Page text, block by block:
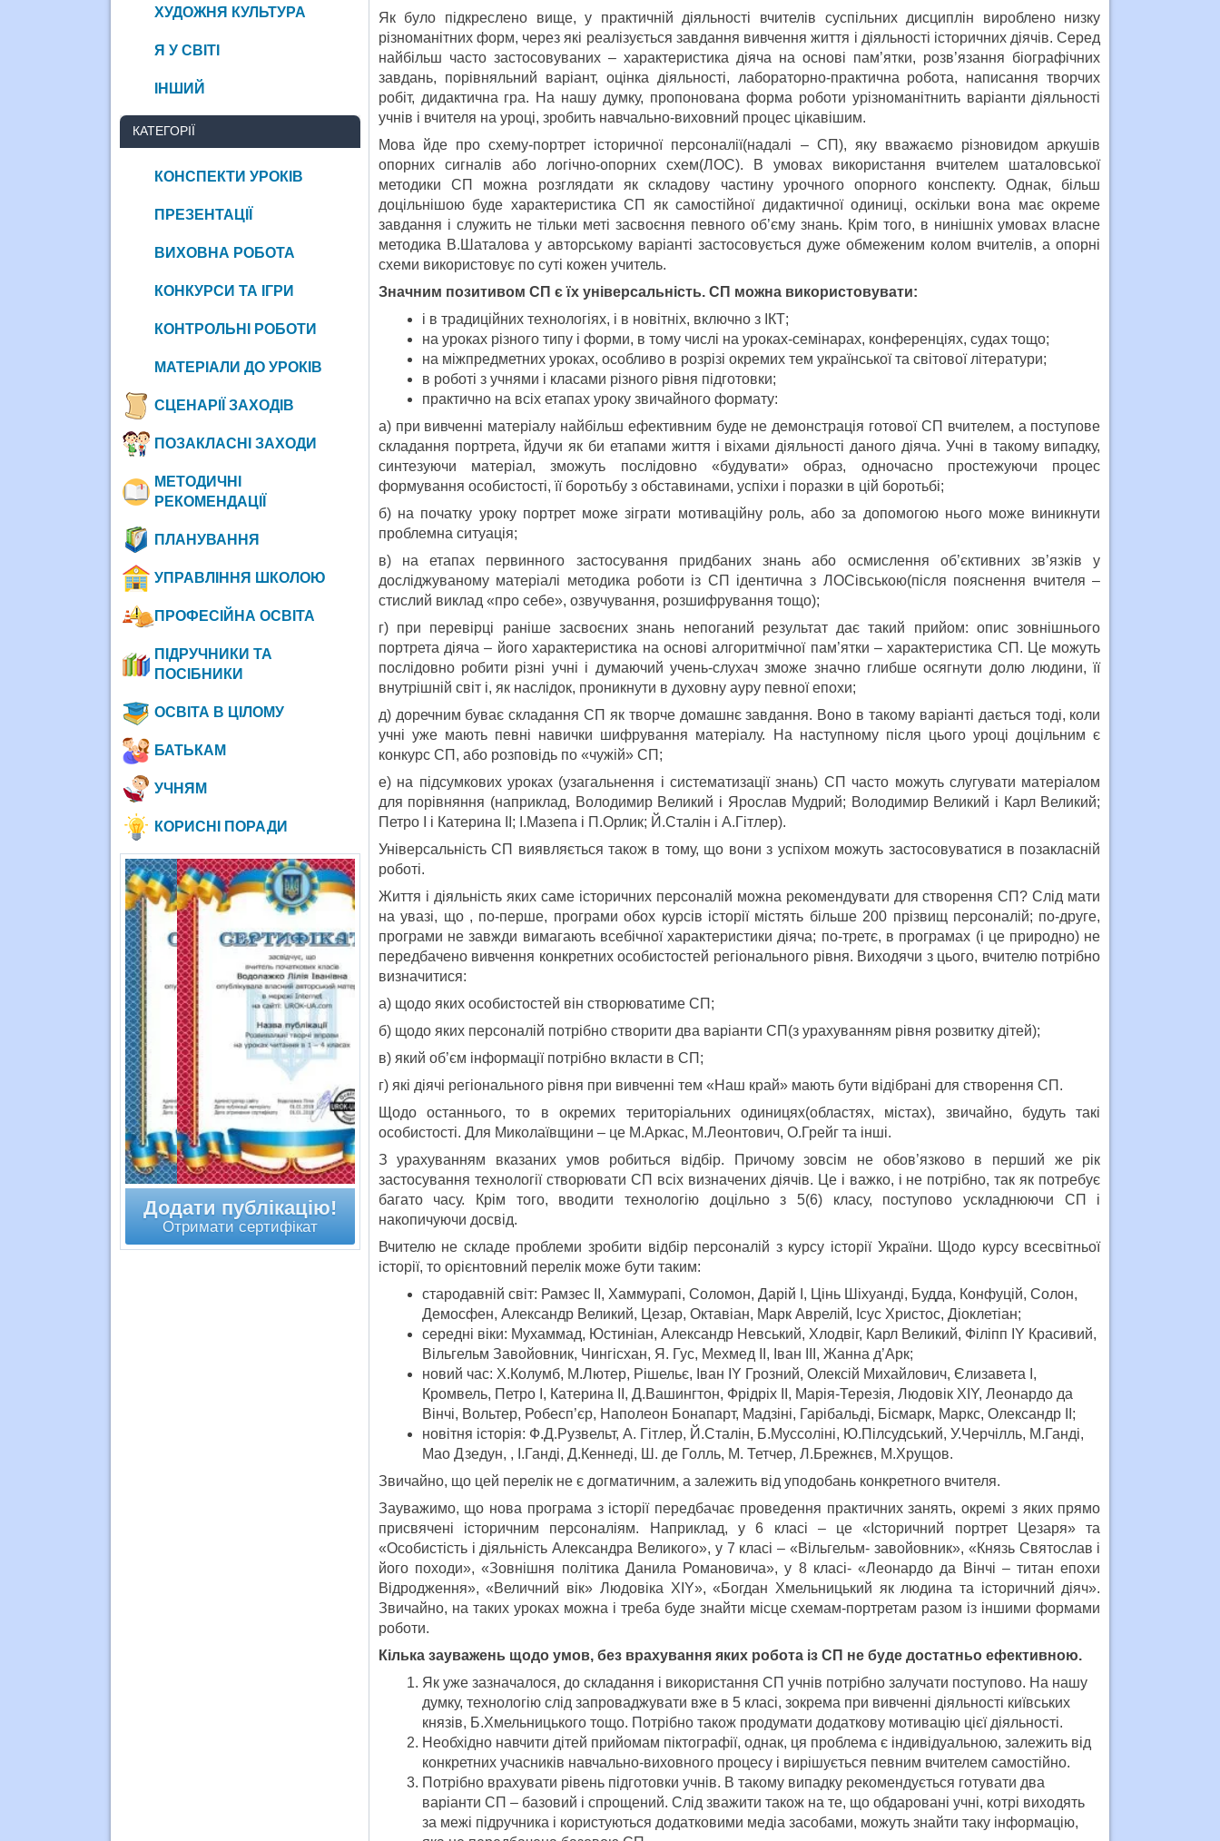
Як було підкреслено вище, у практичній діяльності вчителів суспільних дисциплін вироблено низку
різноманітних форм, через які реалізується завдання вивчення життя і діяльності історичних діячів. Серед
найбільш часто застосовуваних – характеристика діяча на основі пам’ятки, розв’язання біографічних
завдань, порівняльний варіант, оцінка діяльності, лабораторно-практична робота, написання творчих
робіт, дидактична гра. На нашу думку, пропонована форма роботи урізноманітнить варіанти діяльності
учнів і вчителя на уроці, зробить навчально-виховний процес цікавішим.
Мова йде про схему-портрет історичної персоналії(надалі – СП), яку вважаємо різновидом аркушів
опорних сигналів або логічно-опорних схем(ЛОС). В умовах використання вчителем шаталовської
методики СП можна розглядати як складову частину урочного опорного конспекту. Однак, більш
доцільнішою буде характеристика СП як самостійної дидактичної одиниці, оскільки вона має окреме
завдання і служить не тільки меті засвоєння певного об’єму знань. Крім того, в нинішніх умовах власне
методика В.Шаталова у авторському варіанті застосовується дуже обмеженим колом вчителів, а опорні
схеми використовує по суті кожен учитель.
Значним позитивом СП є їх універсальність. СП можна використовувати:
і в традиційних технологіях, і в новітніх, включно з ІКТ;
на уроках різного типу і форми, в тому числі на уроках-семінарах, конференціях, судах тощо;
на міжпредметних уроках, особливо в розрізі окремих тем української та світової літератури;
в роботі з учнями і класами різного рівня підготовки;
практично на всіх етапах уроку звичайного формату:
а) при вивченні матеріалу найбільш ефективним буде не демонстрація готової СП вчителем, а поступове
складання портрета, йдучи як би етапами життя і віхами діяльності даного діяча. Учні в такому випадку,
синтезуючи матеріал, зможуть послідовно «будувати» образ, одночасно простежуючи процес
формування особистості, її боротьбу з обставинами, успіхи і поразки в цій боротьбі;
б) на початку уроку портрет може зіграти мотиваційну роль, або за допомогою нього може виникнути
проблемна ситуація;
в) на етапах первинного застосування придбаних знань або осмислення об’єктивних зв’язків у
досліджуваному матеріалі методика роботи із СП ідентична з ЛОСівською(після пояснення вчителя –
стислий виклад «про себе», озвучування, розшифрування тощо);
г) при перевірці раніше засвоєних знань непоганий результат дає такий прийом: опис зовнішнього
портрета діяча – його характеристика на основі алгоритмічної пам’ятки – характеристика СП. Це можуть
послідовно робити різні учні і думаючий учень-слухач зможе значно глибше осягнути долю людини, її
внутрішній світ і, як наслідок, проникнути в духовну ауру певної епохи;
д) доречним буває складання СП як творче домашнє завдання. Воно в такому варіанті дається тоді, коли
учні уже мають певні навички шифрування матеріалу. На наступному після цього уроці доцільним є
конкурс СП, або розповідь по «чужій» СП;
е) на підсумкових уроках (узагальнення і систематизації знань) СП часто можуть слугувати матеріалом
для порівняння (наприклад, Володимир Великий і Ярослав Мудрий; Володимир Великий і Карл Великий;
Петро І і Катерина ІІ; І.Мазепа і П.Орлик; Й.Сталін і А.Гітлер).
Універсальність СП виявляється також в тому, що вони з успіхом можуть застосовуватися в позакласній
роботі.
Життя і діяльність яких саме історичних персоналій можна рекомендувати для створення СП? Слід мати
на увазі, що , по-перше, програми обох курсів історії містять більше 200 прізвищ персоналій; по-друге,
програми не завжди вимагають всебічної характеристики діяча; по-третє, в програмах (і це природно) не
передбачено вивчення конкретних особистостей регіонального рівня. Виходячи з цього, вчителю потрібно
визначитися:
а) щодо яких особистостей він створюватиме СП;
б) щодо яких персоналій потрібно створити два варіанти СП(з урахуванням рівня розвитку дітей);
в) який об’єм інформації потрібно вкласти в СП;
г) які діячі регіонального рівня при вивченні тем «Наш край» мають бути відібрані для створення СП.
Щодо останнього, то в окремих територіальних одиницях(областях, містах), звичайно, будуть такі
особистості. Для Миколаївщини – це М.Аркас, М.Леонтович, О.Грейг та інші.
З урахуванням вказаних умов робиться відбір. Причому зовсім не обов’язково в перший же рік
застосування технології створювати СП всіх визначених діячів. Це і важко, і не потрібно, так як потребує
багато часу. Крім того, вводити технологію доцільно з 5(6) класу, поступово ускладнюючи СП і
накопичуючи досвід.
Вчителю не складе проблеми зробити відбір персоналій з курсу історії України. Щодо курсу всесвітньої
історії, то орієнтовний перелік може бути таким:
стародавній світ: Рамзес ІІ, Хаммурапі, Соломон, Дарій І, Цінь Шіхуанді, Будда, Конфуцій, Солон,
Демосфен, Александр Великий, Цезар, Октавіан, Марк Аврелій, Ісус Христос, Діоклетіан;
середні віки: Мухаммад, Юстиніан, Александр Невський, Хлодвіг, Карл Великий, Філіпп ІY Красивий,
Вільгельм Завойовник, Чингісхан, Я. Гус, Мехмед ІІ, Іван ІІІ, Жанна д’Арк;
новий час: Х.Колумб, М.Лютер, Рішельє, Іван ІY Грозний, Олексій Михайлович, Єлизавета І,
Кромвель, Петро І, Катерина ІІ, Д.Вашингтон, Фрідріх ІІ, Марія-Терезія, Людовік ХІY, Леонардо да
Вінчі, Вольтер, Робесп’єр, Наполеон Бонапарт, Мадзіні, Гарібальді, Бісмарк, Маркс, Олександр ІІ;
новітня історія: Ф.Д.Рузвельт, А. Гітлер, Й.Сталін, Б.Муссоліні, Ю.Пілсудський, У.Черчілль, М.Ганді,
Мао Дзедун, , І.Ганді, Д.Кеннеді, Ш. де Голль, М. Тетчер, Л.Брежнєв, М.Хрущов.
Звичайно, що цей перелік не є догматичним, а залежить від уподобань конкретного вчителя.
Зауважимо, що нова програма з історії передбачає проведення практичних занять, окремі з яких прямо
присвячені історичним персоналіям. Наприклад, у 6 класі – це «Історичний портрет Цезаря» та
«Особистість і діяльність Александра Великого», у 7 класі – «Вільгельм- завойовник», «Князь Святослав і
його походи», «Зовнішня політика Данила Романовича», у 8 класі- «Леонардо да Вінчі – титан епохи
Відродження», «Величний вік» Людовіка ХІY», «Богдан Хмельницький як людина та історичний діяч».
Звичайно, на таких уроках можна і треба буде знайти місце схемам-портретам разом із іншими формами
роботи.
Кілька зауважень щодо умов, без врахування яких робота із СП не буде достатньо ефективною.
Як уже зазначалося, до складання і використання СП учнів потрібно залучати поступово. На нашу
думку, технологію слід запроваджувати вже в 5 класі, зокрема при вивченні діяльності київських
князів, Б.Хмельницького тощо. Потрібно також продумати додаткову мотивацію цієї діяльності.
Необхідно навчити дітей прийомам піктографії, однак, ця проблема є індивідуальною, залежить від
конкретних учасників навчально-виховного процесу і вирішується певним вчителем самостійно.
Потрібно врахувати рівень підготовки учнів. В такому випадку рекомендується готувати два
варіанти СП – базовий і спрощений. Слід зважити також на те, що обдаровані учні, котрі виходять
за межі підручника і користуються додатковими медіа засобами, можуть знайти таку інформацію,
ХУДОЖНЯ КУЛЬТУРА
Я У СВІТІ
ІНШИЙ
КАТЕГОРІЇ
КОНСПЕКТИ УРОКІВ
ПРЕЗЕНТАЦІЇ
ВИХОВНА РОБОТА
КОНКУРСИ ТА ІГРИ
КОНТРОЛЬНІ РОБОТИ
МАТЕРІАЛИ ДО УРОКІВ
СЦЕНАРІЇ ЗАХОДІВ
ПОЗАКЛАСНІ ЗАХОДИ
МЕТОДИЧНІ
РЕКОМЕНДАЦІЇ
ПЛАНУВАННЯ
УПРАВЛІННЯ ШКОЛОЮ
ПРОФЕСІЙНА ОСВІТА
ПІДРУЧНИКИ ТА
ПОСІБНИКИ
ОСВІТА В ЦІЛОМУ
БАТЬКАМ
УЧНЯМ
КОРИСНІ ПОРАДИ
Додати публікацію!
Отримати сертифікат